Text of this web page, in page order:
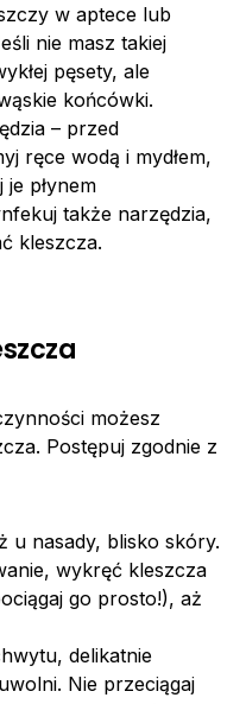
w aptece lub
nie masz takiej
pęsety, ale
końcówki.
– przed
ręce wodą i mydłem,
płynem
także narzędzia,
kleszcza.
możesz
Postępuj zgodnie z
u nasady, blisko skóry.
wykręć kleszcza
go prosto!), aż
delikatnie
Nie przeciągaj